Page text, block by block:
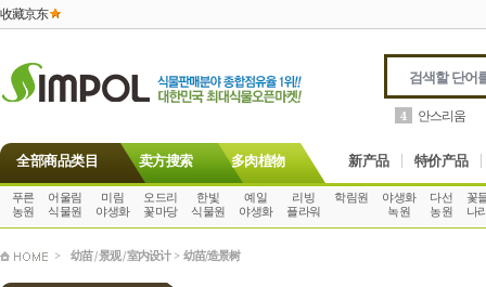
收藏京东
4 안스리움
全部商品类目 卖方搜索 多肉植物 新产品 特价产品
푸른
농원
어울림
식물원
미림
야생화
오드리
꽃마당
한빛
식물원
예일
야생화
리빙
플라워
학림원
야생화
녹원
다선
농원
꽃
나
> 幼苗 / 景观 / 室内设计 > 幼苗/造景树